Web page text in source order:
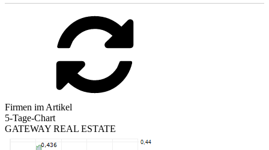
Firmen im Artikel
5-Tage-Chart
GATEWAY REAL ESTATE